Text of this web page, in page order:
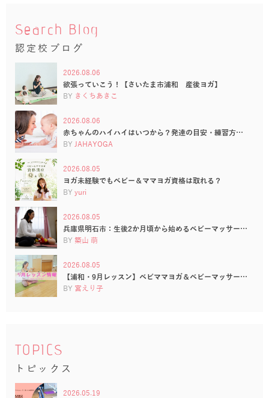
Search Blog
認定校ブログ
2026.08.06
欲張っていこう！【さいたま市浦和 産後ヨガ】
BY きくちあきこ
2026.08.06
赤ちゃんのハイハイはいつから？発達の目安・練習方…
BY JAHAYOGA
2026.08.05
ヨガ未経験でもベビー＆ママヨガ資格は取れる？
BY yuri
2026.08.05
兵庫県明石市：生後2か月頃から始めるベビーマッサー…
BY 築山 萌
2026.08.05
【浦和・9月レッスン】ベビママヨガ＆ベビーマッサー…
BY 宮えり子
TOPICS
トピックス
2026.05.19